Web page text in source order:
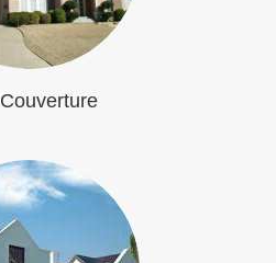
Couverture